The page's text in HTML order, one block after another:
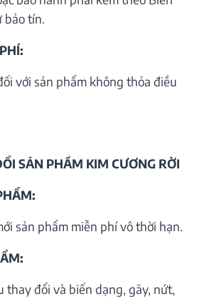
bảo tín.
với sản phẩm không thỏa điều
SẢN PHẦM KIM CƯƠNG RỜI
sản phẩm miễn phí vô thời hạn.
thay đổi và biến dạng, gãy, nứt,